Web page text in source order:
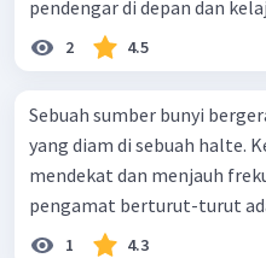
pendengar di depan dan
2 4.5
Sebuah sumber bunyi
yang diam di sebuah halte.
mendekat dan menjauh
pengamat berturut-turut
1 4.3